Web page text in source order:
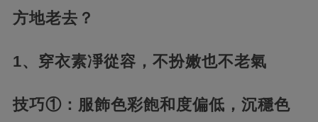
方地老去？
1、 穿衣素凈從容，不扮嫩也不老氣
技巧①：服飾色彩飽和度偏低， 沉穩色